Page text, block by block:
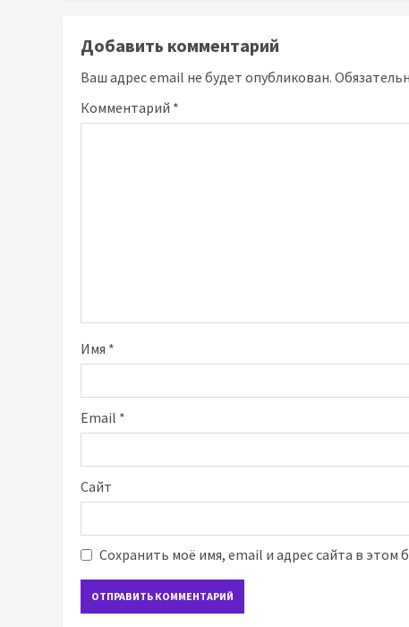
Добавить комментарий
Ваш адрес email не будет опубликован.
Комментарий *
Имя *
Email *
Сайт
Сохранить моё имя, email и адрес сайта в этом